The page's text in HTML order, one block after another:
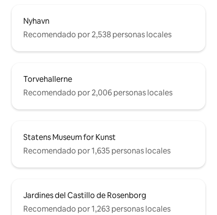
Nyhavn
Recomendado por 2,538 personas locales
Torvehallerne
Recomendado por 2,006 personas locales
Statens Museum for Kunst
Recomendado por 1,635 personas locales
Jardines del Castillo de Rosenborg
Recomendado por 1,263 personas locales